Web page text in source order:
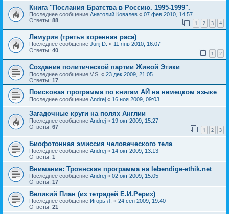
Книга "Послания Братства в Россию. 1995-1999".
Последнее сообщение Анатолий Ковалев « 07 фев 2010, 14:57
Ответы: 88 1 2 3 4
Лемурия (третья коренная раса)
Последнее сообщение Jurij D. « 11 янв 2010, 16:07
Ответы: 40 1 2
Создание политической партии Живой Этики
Последнее сообщение V.S. « 23 дек 2009, 21:05
Ответы: 17
Поисковая программа по книгам АЙ на немецком языке
Последнее сообщение Andrej « 16 ноя 2009, 09:03
Загадочные круги на полях Англии
Последнее сообщение Andrej « 19 окт 2009, 15:27
Ответы: 67 1 2 3
Биофотонная эмиссия человеческого тела
Последнее сообщение Andrej « 14 окт 2009, 13:13
Ответы: 1
Внимание: Троянская программа на lebendige-ethik.net
Последнее сообщение Andrej « 02 окт 2009, 15:05
Ответы: 17
Великий План (из тетрадей Е.И.Рерих)
Последнее сообщение Игорь Л. « 24 сен 2009, 19:40
Ответы: 21